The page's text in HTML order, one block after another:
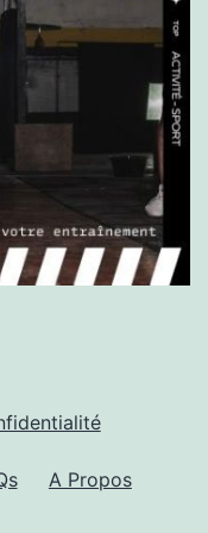
la
du
A Propos